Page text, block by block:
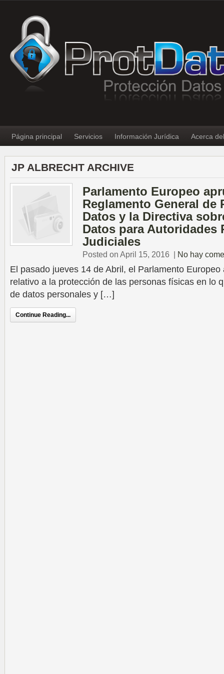
Página principal Servicios Información Jurídica Acerca
JP ALBRECHT ARCHIVE
Parlamento Europeo
Reglamento General de
Datos y la Directiva
Datos para Autoridades
Judiciales
Posted on April 15, 2016 | No hay
El pasado jueves 14 de Abril, el Parlamento
relativo a la protección de las personas físicas en lo
de datos personales y […]
Continue Reading...